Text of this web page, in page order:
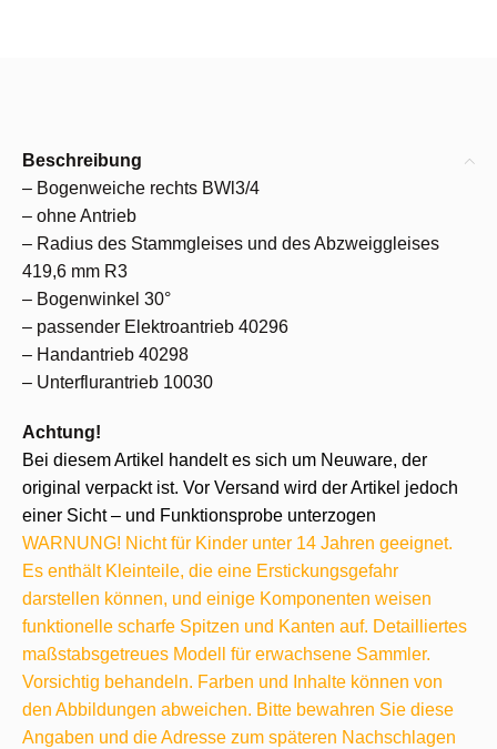
Beschreibung
– Bogenweiche rechts BWl3/4
– ohne Antrieb
– Radius des Stammgleises und des Abzweiggleises
419,6 mm R3
– Bogenwinkel 30°
– passender Elektroantrieb 40296
– Handantrieb 40298
– Unterflurantrieb 10030
Achtung!
Bei diesem Artikel handelt es sich um Neuware, der
original verpackt ist. Vor Versand wird der Artikel jedoch
einer Sicht – und Funktionsprobe unterzogen
WARNUNG! Nicht für Kinder unter 14 Jahren geeignet.
Es enthält Kleinteile, die eine Erstickungsgefahr
darstellen können, und einige Komponenten weisen
funktionelle scharfe Spitzen und Kanten auf. Detailliertes
maßstabsgetreues Modell für erwachsene Sammler.
Vorsichtig behandeln. Farben und Inhalte können von
den Abbildungen abweichen. Bitte bewahren Sie diese
Angaben und die Adresse zum späteren Nachschlagen